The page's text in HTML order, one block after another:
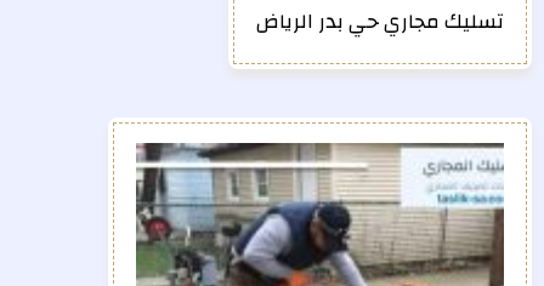
تسليك مجاري حي بدر الرياض